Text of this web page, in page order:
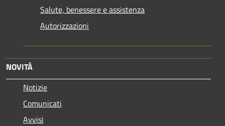
Salute, benessere e assistenza
Autorizzazioni
NOVITÀ
Notizie
Comunicati
Avvisi